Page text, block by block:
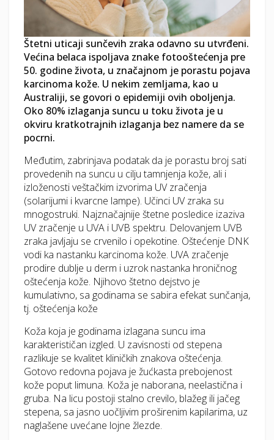
Štetni uticaji sunčevih zraka odavno su utvrđeni.
Većina belaca ispoljava znake fotooštećenja pre
50. godine života, u značajnom je porastu pojava
karcinoma kože. U nekim zemljama, kao u
Australiji, se govori o epidemiji ovih oboljenja.
Oko 80% izlaganja suncu u toku života je u
okviru kratkotrajnih izlaganja bez namere da se
pocrni.
Međutim, zabrinjava podatak da je porastu broj sati
provedenih na suncu u cilju tamnjenja kože, ali i
izloženosti veštačkim izvorima UV zračenja
(solarijumi i kvarcne lampe). Učinci UV zraka su
mnogostruki. Najznačajnije štetne posledice izaziva
UV zračenje u UVA i UVB spektru. Delovanjem UVB
zraka javljaju se crvenilo i opekotine. Oštećenje DNK
vodi ka nastanku karcinoma kože. UVA zračenje
prodire dublje u derm i uzrok nastanka hroničnog
oštećenja kože. Njihovo štetno dejstvo je
kumulativno, sa godinama se sabira efekat sunčanja,
tj. oštećenja kože
Koža koja je godinama izlagana suncu ima
karakterističan izgled. U zavisnosti od stepena
razlikuje se kvalitet kliničkih znakova oštećenja.
Gotovo redovna pojava je žućkasta prebojenost
kože poput limuna. Koža je naborana, neelastična i
gruba. Na licu postoji stalno crevilo, blažeg ili jačeg
stepena, sa jasno uočljivim proširenim kapilarima, uz
naglašene uvećane lojne žlezde.